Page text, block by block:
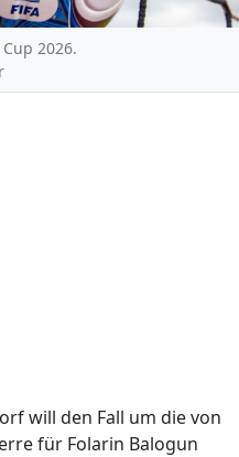
2026.
will den Fall um die von
für Folarin Balogun